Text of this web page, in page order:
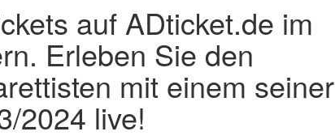
auf ADticket.de im
Erleben Sie den
mit einem seiner
2024 live!